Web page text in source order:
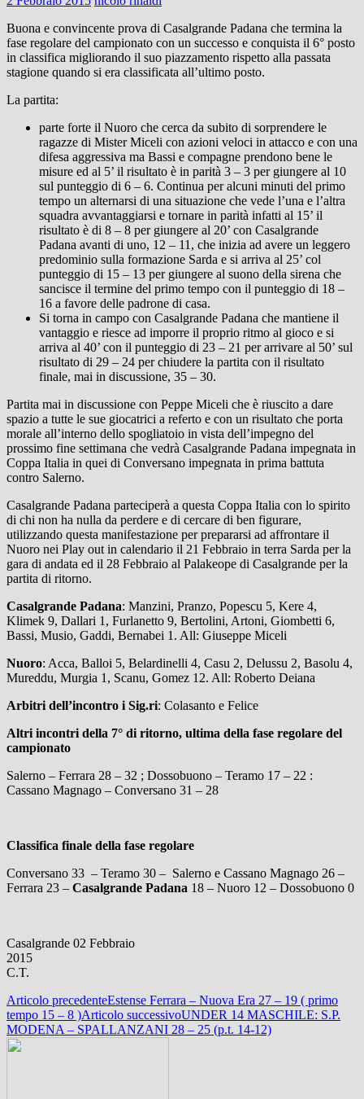
Buona e convincente prova di Casalgrande Padana che termina la
fase regolare del campionato con un successo e conquista il 6° posto
in classifica migliorando il suo piazzamento rispetto alla passata
stagione quando si era classificata all’ultimo posto.
La partita:
parte forte il Nuoro che cerca da subito di sorprendere le
ragazze di Mister Miceli con azioni veloci in attacco e con una
difesa aggressiva ma Bassi e compagne prendono bene le
misure ed al 5’ il risultato è in parità 3 – 3 per giungere al 10
sul punteggio di 6 – 6. Continua per alcuni minuti del primo
tempo un alternarsi di una situazione che vede l’una e l’altra
squadra avvantaggiarsi e tornare in parità infatti al 15’ il
risultato è di 8 – 8 per giungere al 20’ con Casalgrande
Padana avanti di uno, 12 – 11, che inizia ad avere un leggero
predominio sulla formazione Sarda e si arriva al 25’ col
punteggio di 15 – 13 per giungere al suono della sirena che
sancisce il termine del primo tempo con il punteggio di 18 –
16 a favore delle padrone di casa.
Si torna in campo con Casalgrande Padana che mantiene il
vantaggio e riesce ad imporre il proprio ritmo al gioco e si
arriva al 40’ con il punteggio di 23 – 21 per arrivare al 50’ sul
risultato di 29 – 24 per chiudere la partita con il risultato
finale, mai in discussione, 35 – 30.
Partita mai in discussione con Peppe Miceli che è riuscito a dare
spazio a tutte le sue giocatrici a referto e con un risultato che porta
morale all’interno dello spogliatoio in vista dell’impegno del
prossimo fine settimana che vedrà Casalgrande Padana impegnata in
Coppa Italia in quei di Conversano impegnata in prima battuta
contro Salerno.
Casalgrande Padana parteciperà a questa Coppa Italia con lo spirito
di chi non ha nulla da perdere e di cercare di ben figurare,
utilizzando questa manifestazione per prepararsi ad affrontare il
Nuoro nei Play out in calendario il 21 Febbraio in terra Sarda per la
gara di andata ed il 28 Febbraio al Palakeope di Casalgrande per la
partita di ritorno.
Casalgrande Padana: Manzini, Pranzo, Popescu 5, Kere 4,
Klimek 9, Dallari 1, Furlanetto 9, Bertolini, Artoni, Giombetti 6,
Bassi, Musio, Gaddi, Bernabei 1. All: Giuseppe Miceli
Nuoro: Acca, Balloi 5, Belardinelli 4, Casu 2, Delussu 2, Basolu 4,
Mureddu, Murgia 1, Scanu, Gomez 12. All: Roberto Deiana
Arbitri dell’incontro i Sig.ri: Colasanto e Felice
Altri incontri della 7° di ritorno, ultima della fase regolare del
campionato
Salerno – Ferrara 28 – 32 ; Dossobuono – Teramo 17 – 22 :
Cassano Magnago – Conversano 31 – 28
Classifica finale della fase regolare
Conversano 33 – Teramo 30 – Salerno e Cassano Magnago 26 –
Ferrara 23 – Casalgrande Padana 18 – Nuoro 12 – Dossobuono 0
Casalgrande 02 Febbraio
2015
C.T.
Navigazione
articolo
Articolo precedenteEstense Ferrara – Nuova Era 27 – 19 ( primo
tempo 15 – 8 )Articolo successivoUNDER 14 MASCHILE: S.P.
MODENA – SPALLANZANI 28 – 25 (p.t. 14-12)